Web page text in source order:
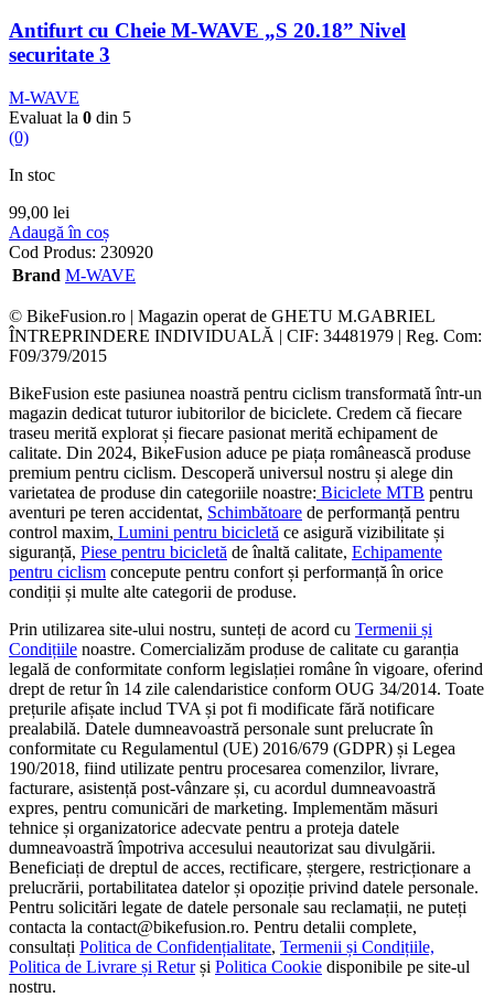
Antifurt cu Cheie M-WAVE „S 20.18” Nivel
securitate 3
M-WAVE
Evaluat la 0 din 5
(0)
In stoc
99,00 lei
Adaugă în coș
Cod Produs: 230920
Brand M-WAVE
© BikeFusion.ro | Magazin operat de GHETU M.GABRIEL
ÎNTREPRINDERE INDIVIDUALĂ | CIF: 34481979 | Reg. Com:
F09/379/2015
BikeFusion este pasiunea noastră pentru ciclism transformată într-un
magazin dedicat tuturor iubitorilor de biciclete. Credem că fiecare
traseu merită explorat și fiecare pasionat merită echipament de
calitate. Din 2024, BikeFusion aduce pe piața românească produse
premium pentru ciclism. Descoperă universul nostru și alege din
varietatea de produse din categoriile noastre: Biciclete MTB pentru
aventuri pe teren accidentat, Schimbătoare de performanță pentru
control maxim, Lumini pentru bicicletă ce asigură vizibilitate și
siguranță, Piese pentru bicicletă de înaltă calitate, Echipamente
pentru ciclism concepute pentru confort și performanță în orice
condiții și multe alte categorii de produse.
Prin utilizarea site-ului nostru, sunteți de acord cu Termenii și
Condițiile noastre. Comercializăm produse de calitate cu garanția
legală de conformitate conform legislației române în vigoare, oferind
drept de retur în 14 zile calendaristice conform OUG 34/2014. Toate
prețurile afișate includ TVA și pot fi modificate fără notificare
prealabilă. Datele dumneavoastră personale sunt prelucrate în
conformitate cu Regulamentul (UE) 2016/679 (GDPR) și Legea
190/2018, fiind utilizate pentru procesarea comenzilor, livrare,
facturare, asistență post-vânzare și, cu acordul dumneavoastră
expres, pentru comunicări de marketing. Implementăm măsuri
tehnice și organizatorice adecvate pentru a proteja datele
dumneavoastră împotriva accesului neautorizat sau divulgării.
Beneficiați de dreptul de acces, rectificare, ștergere, restricționare a
prelucrării, portabilitatea datelor și opoziție privind datele personale.
Pentru solicitări legate de datele personale sau reclamații, ne puteți
contacta la contact@bikefusion.ro. Pentru detalii complete,
consultați Politica de Confidențialitate, Termenii și Condițiile,
Politica de Livrare și Returși Politica Cookie disponibile pe site-ul
nostru.